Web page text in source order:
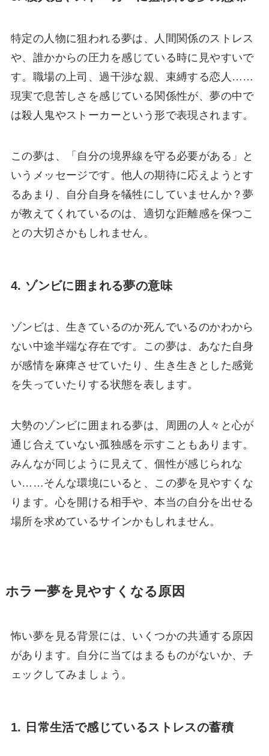
特定の人物に狙われる夢は、人間関係のストレス
や、誰かからの圧力を感じている時に見やすいで
す。職場の上司、過干渉な親、束縛する恋人……
現実で息苦しさを感じている関係性が、夢の中で
は殺人鬼やストーカーという形で表現されます。
この夢は、「自分の境界線を守る必要がある」と
いうメッセージです。他人の期待に応えようとす
るあまり、自分自身を犠牲にしていませんか？夢
が教えてくれているのは、適切な距離感を保つこ
との大切さかもしれません。
4. ゾンビに囲まれる夢の意味
ゾンビは、生きているのか死んでいるのかわから
ない中途半端な存在です。この夢は、あなた自身
が感情を麻痺させていたり、生き生きとした感覚
を失っていたりする状態を表します。
大勢のゾンビに囲まれる夢は、周囲の人々と心が
通じ合えていない孤独感を示すこともあります。
みんなが同じように見えて、個性が感じられな
い……そんな環境にいると、この夢を見やすくな
ります。心を開ける相手や、本当の自分を出せる
場所を求めているサインかもしれません。
ホラー夢を見やすくなる原因
怖い夢を見る背景には、いくつかの共通する原因
があります。自分に当てはまるものがないか、チ
ェックしてみましょう。
1. 日常生活で感じているストレスの蓄積